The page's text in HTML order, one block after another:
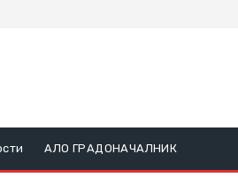
АЛО ГРАДОНАЧАЛНИК